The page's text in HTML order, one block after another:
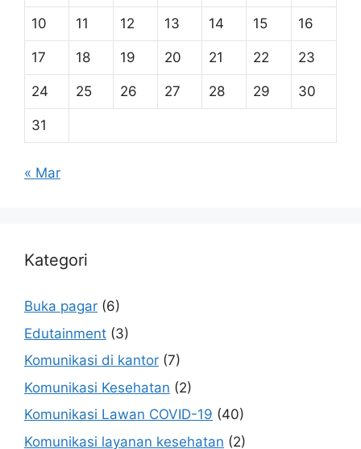
10 11 12 13 14 15 16
17 18 19 20 21 22 23
24 25 26 27 28 29 30
31
« Mar
Kategori
Buka pagar (6)
Edutainment (3)
Komunikasi di kantor (7)
Komunikasi Kesehatan (2)
Komunikasi Lawan COVID-19 (40)
Komunikasi layanan kesehatan (2)